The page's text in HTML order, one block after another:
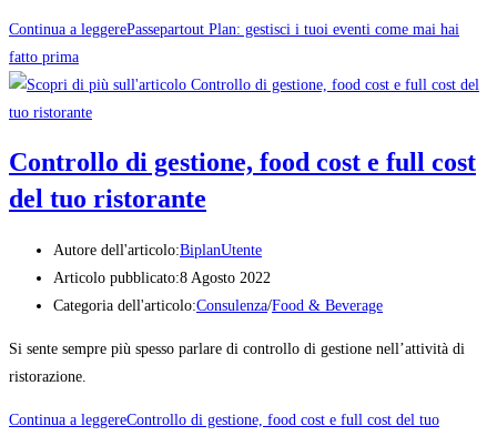
Continua a leggerePassepartout Plan: gestisci i tuoi eventi come mai hai
fatto prima
Controllo di gestione, food cost e full cost
del tuo ristorante
Autore dell'articolo:BiplanUtente
Articolo pubblicato:8 Agosto 2022
Categoria dell'articolo:Consulenza/Food & Beverage
Si sente sempre più spesso parlare di controllo di gestione nell’attività di
ristorazione.
Continua a leggereControllo di gestione, food cost e full cost del tuo